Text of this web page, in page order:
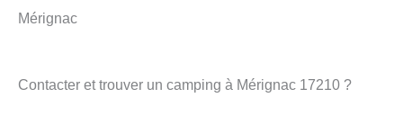
Mérignac
Contacter et trouver un camping à Mérignac 17210 ?